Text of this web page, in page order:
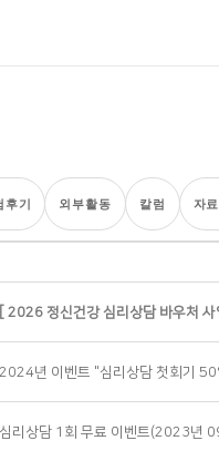
후기 외부활동 칼럼 자
2026 정신건강 심리상담 바우처
년 이벤트 "심리상담 첫회기
리상담 1회 무료 이벤트(2023년